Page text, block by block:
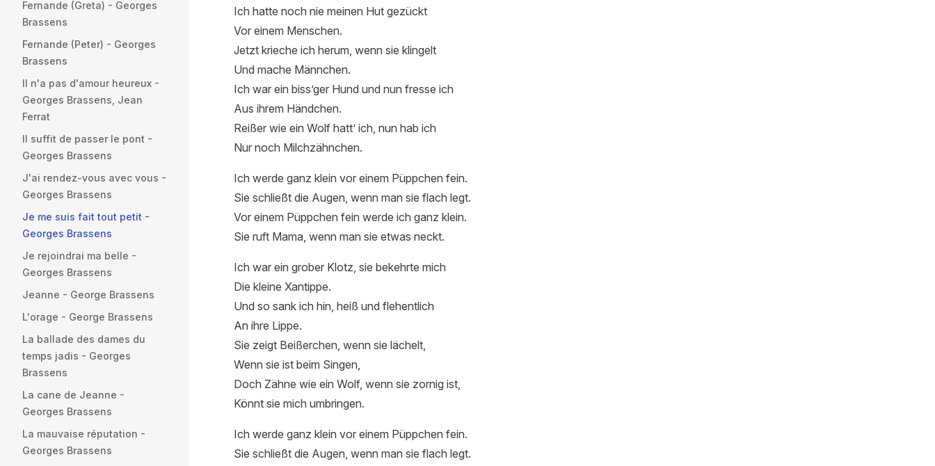
Fernande (Greta) - Georges
Brassens
Fernande (Peter) - Georges
Brassens
Il n'a pas d'amour heureux -
Georges Brassens, Jean
Ferrat
Il suffit de passer le pont -
Georges Brassens
J'ai rendez-vous avec vous -
Georges Brassens
Je me suis fait tout petit -
Georges Brassens
Je rejoindrai ma belle -
Georges Brassens
Jeanne - George Brassens
L'orage - George Brassens
La ballade des dames du
temps jadis - Georges
Brassens
La cane de Jeanne -
Georges Brassens
La mauvaise réputation -
Georges Brassens
Ich hatte noch nie meinen Hut gezückt
Vor einem Menschen.
Jetzt krieche ich herum, wenn sie klingelt
Und mache Männchen.
Ich war ein biss’ger Hund und nun fresse ich
Aus ihrem Händchen.
Reißer wie ein Wolf hatt’ ich, nun hab ich
Nur noch Milchzähnchen.
Ich werde ganz klein vor einem Püppchen fein.
Sie schließt die Augen, wenn man sie flach legt.
Vor einem Püppchen fein werde ich ganz klein.
Sie ruft Mama, wenn man sie etwas neckt.
Ich war ein grober Klotz, sie bekehrte mich
Die kleine Xantippe.
Und so sank ich hin, heiß und flehentlich
An ihre Lippe.
Sie zeigt Beißerchen, wenn sie lächelt,
Wenn sie ist beim Singen,
Doch Zähne wie ein Wolf, wenn sie zornig ist,
Könnt sie mich umbringen.
Ich werde ganz klein vor einem Püppchen fein.
Sie schließt die Augen, wenn man sie flach legt.